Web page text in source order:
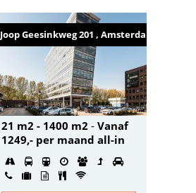
Joop Geesinkweg 201 , Amsterdam
21 m2 - 1400 m2 - Vanaf
1249,- per maand all-in